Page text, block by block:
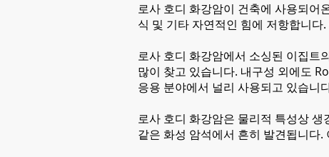
로사 호디 화강암이 건축에 사용되어
식 및 기타 자연적인 힘에 저항합니
로사 호디 화강암에서 소싱된 이집트
많이 찾고 있습니다. 내구성 외에도
응용 분야에서 널리 사용되고 있습니
로사 호디 화강암은 물리적 특성상
같은 화성 암석에서 흔히 발견됩니다